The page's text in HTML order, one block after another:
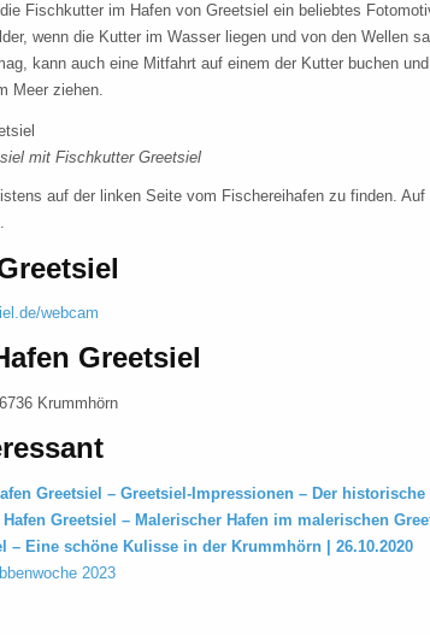
Fischkutter im Hafen von Greetsiel ein beliebtes
wenn die Kutter im Wasser liegen und von den Wellen
kann auch eine Mitfahrt auf einem der Kutter buchen
Meer ziehen.
mit Fischkutter Greetsiel
auf der linken Seite vom Fischereihafen zu finden.
webcam
Greetsiel
Krummhörn
Greetsiel – Greetsiel-Impressionen – Der historische
Greetsiel – Malerischer Hafen im malerischen
– Eine schöne Kulisse in der Krummhörn | 26.10.2020
2023